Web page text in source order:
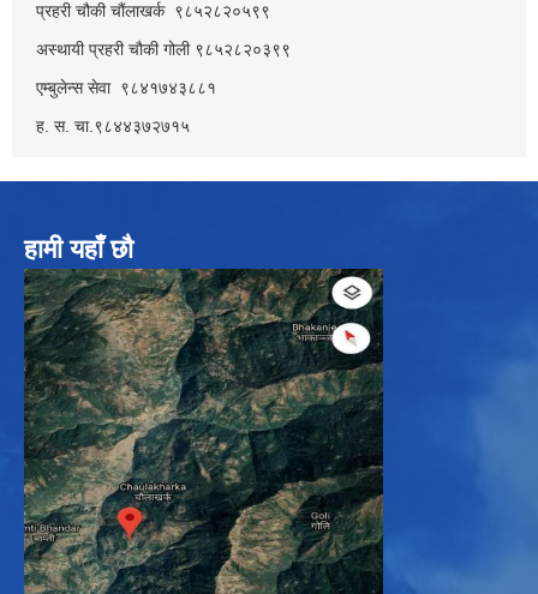
प्रहरी चौकी चौंलाखर्क ९८५२८२०५९९
अस्थायी प्रहरी चौकी गोली ९८५२८२०३९९
एम्बुलेन्स सेवा ९८४१७४३८८१
ह. स. चा.९८४४३७२७१५
हामी यहाँ छौ